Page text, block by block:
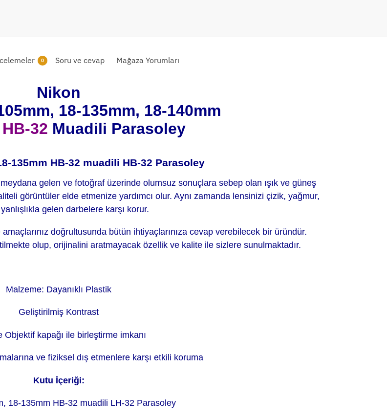
0 Soru ve cevap Mağaza Yorumları
Nikon
18-135mm, 18-140mm
HB-32 Muadili Parasoley
135mm HB-32 muadili HB-32 Parasoley
gelen ve fotoğraf üzerinde olumsuz sonuçlara sebep olan ışık ve güneş
görüntüler elde etmenize yardımcı olur. Aynı zamanda lensinizi çizik, yağmur,
gelen darbelere karşı korur.
doğrultusunda bütün ihtiyaçlarınıza cevap verebilecek bir üründür.
olup, orijinalini aratmayacak özellik ve kalite ile sizlere sunulmaktadır.
Malzeme: Dayanıklı Plastik
Geliştirilmiş Kontrast
Objektif kapağı ile birleştirme imkanı
ve fiziksel dış etmenlere karşı etkili koruma
Kutu İçeriği:
18-135mm HB-32 muadili LH-32 Parasoley